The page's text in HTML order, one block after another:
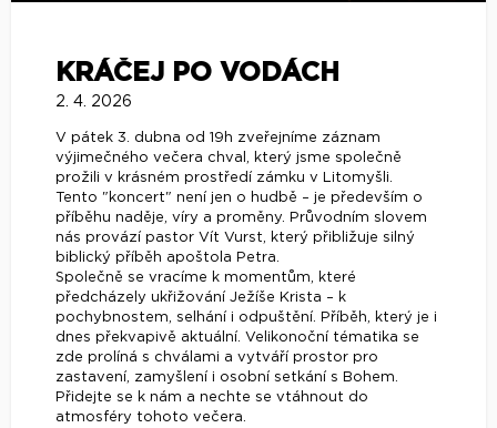
KRÁČEJ PO VODÁCH
2. 4. 2026
V pátek 3. dubna od 19h zveřejníme záznam
výjimečného večera chval, který jsme společně
prožili v krásném prostředí zámku v Litomyšli.
Tento "koncert" není jen o hudbě – je především o
příběhu naděje, víry a proměny. Průvodním slovem
nás provází pastor Vít Vurst, který přibližuje silný
biblický příběh apoštola Petra.
Společně se vracíme k momentům, které
předcházely ukřižování Ježíše Krista – k
pochybnostem, selhání i odpuštění. Příběh, který je i
dnes překvapivě aktuální. Velikonoční tématika se
zde prolíná s chválami a vytváří prostor pro
zastavení, zamyšlení i osobní setkání s Bohem.
Přidejte se k nám a nechte se vtáhnout do
atmosféry tohoto večera.